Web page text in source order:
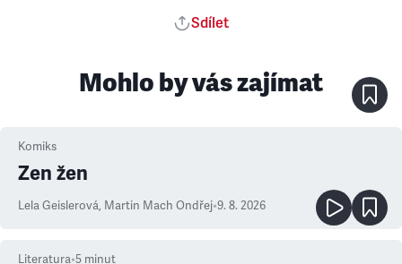
Sdílet
Mohlo by vás zajímat
Komiks
Zen žen
Lela Geislerová, Martin Mach Ondřej•9. 8. 2026
Literatura•5 minut